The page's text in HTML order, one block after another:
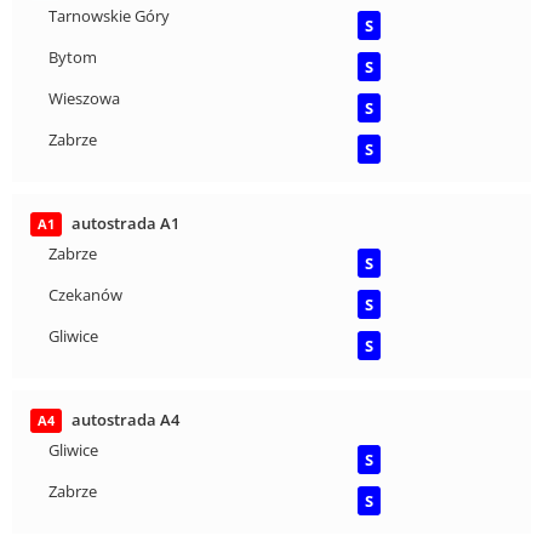
Tarnowskie Góry
S
Bytom
S
Wieszowa
S
Zabrze
S
A1
autostrada A1
Zabrze
S
Czekanów
S
Gliwice
S
A4
autostrada A4
Gliwice
S
Zabrze
S